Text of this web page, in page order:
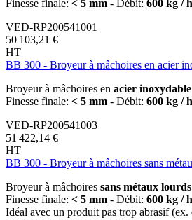
Finesse finale: < 5 mm - Débit: 600 kg / h
VED-RP200541001
50 103,21 €
HT
BB 300 - Broyeur à mâchoires en acier
Broyeur à mâchoires en acier inoxydable
Finesse finale: < 5 mm - Débit: 600 kg / h
VED-RP200541003
51 422,14 €
HT
BB 300 - Broyeur à mâchoires sans
Broyeur à mâchoires sans métaux lourds
Finesse finale: < 5 mm - Débit: 600 kg / h
Idéal avec un produit pas trop abrasif